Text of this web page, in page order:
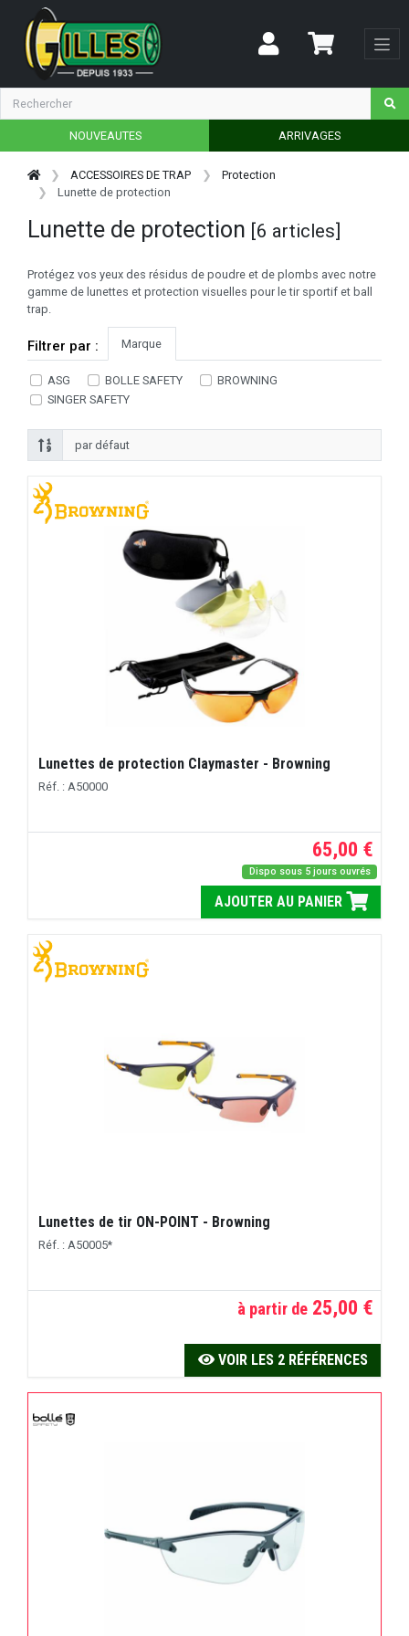
NOUVEAUTES ARRIVAGES
ACCESSOIRES DE TRAP
Protection
Lunette de protection
Lunette de protection [6 articles]
Protégez vos yeux des résidus de poudre et de plombs avec notre
gamme de lunettes et protection visuelles pour le tir sportif et ball
trap.
Filtrer par : Marque
ASG BOLLE SAFETY
BROWNING
SINGER SAFETY
Lunettes de protection Claymaster - Browning
Réf. : A50000
65,00 €
Dispo sous 5 jours ouvrés
AJOUTER AU PANIER
Lunettes de tir ON-POINT - Browning
Réf. : A50005*
à partir de 25,00 €
VOIR LES 2 RÉFÉRENCES